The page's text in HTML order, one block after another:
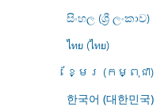
සිංහල (ශ්‍රී ලංකාව)
ไทย (ไทย)
ខ្មែរ (កម្ពុជា)
한국어 (대한민국)